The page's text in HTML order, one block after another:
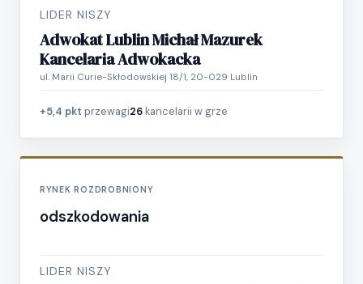
LIDER NISZY
Adwokat Lublin Michał Mazurek
Kancelaria Adwokacka
ul. Marii Curie-Skłodowskiej 18/1, 20-029 Lublin
+5,4 pkt przewagi26 kancelarii w grze
RYNEK ROZDROBNIONY
odszkodowania
LIDER NISZY